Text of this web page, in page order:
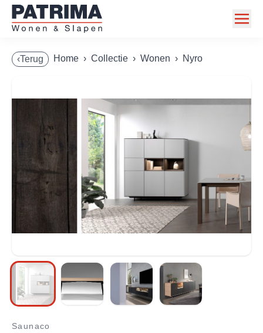
Toonzaalmodellen
Contact
‹Terug Home › Collectie › Wonen › Nyro
Saunaco